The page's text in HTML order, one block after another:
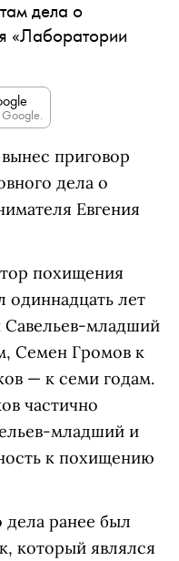
дела о
«Лаборатории
Google.
приговор
дела о
Евгения
похищения
одиннадцать лет
младший
Семен Громов к
— к семи годам.
частично
младший и
к похищению
дела ранее был
который являлся